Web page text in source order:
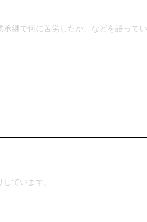
継で何に苦労したか、などを語ってい
ています。